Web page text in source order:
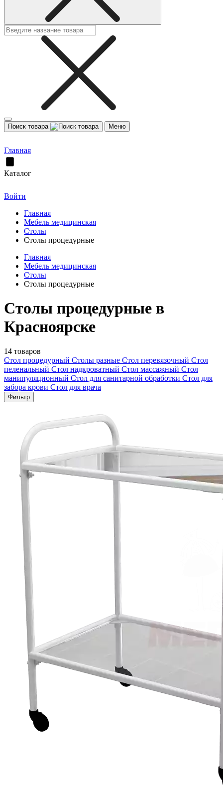
Поиск товара Меню
Главная
Каталог
Войти
Главная
Мебель медицинская
Столы
Столы процедурные
Главная
Мебель медицинская
Столы
Столы процедурные
Столы процедурные в
Красноярске
14 товаров
Стол процедурный Столы разные Стол перевязочный Стол
пеленальный Стол надкроватный Стол массажный Стол
манипуляционный Стол для санитарной обработки Стол для
забора крови Стол для врача
Фильтр